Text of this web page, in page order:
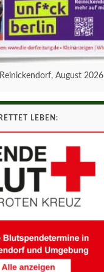
August 2026
LEBEN: